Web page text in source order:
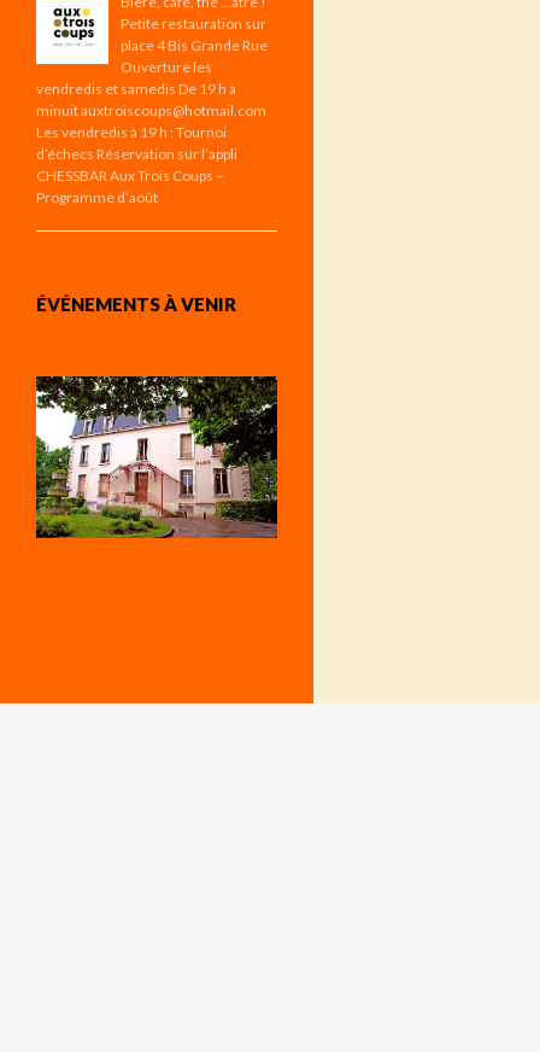
Petite restauration sur
place 4 Bis Grande Rue
Ouverture les
vendredis et samedis De 19 h à
minuit auxtroiscoups@hotmail.com
Les vendredis à 19 h : Tournoi
d’échecs Réservation sur l’appli
CHESSBAR Aux Trois Coups –
Programme d’août
ÉVÉNEMENTS À VENIR